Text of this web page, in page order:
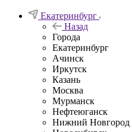
Екатеринбург
Назад
Города
Екатеринбург
Ачинск
Иркутск
Казань
Москва
Мурманск
Нефтеюганск
Нижний Новгород